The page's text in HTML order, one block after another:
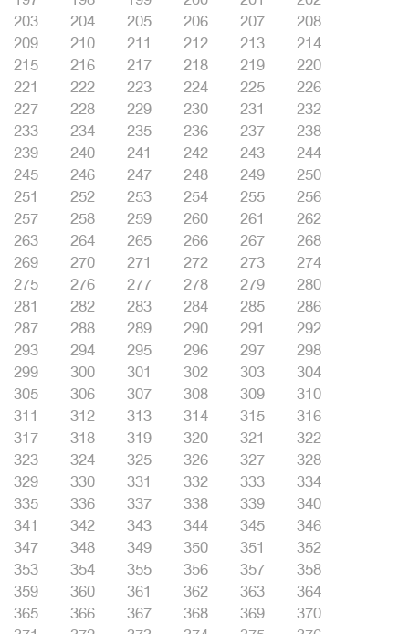
203
204 205 206 207
208
209
210 211 212 213
214
215
216 217 218 219
220
221
222 223 224 225
226
227
228 229 230 231
232
233
234 235 236 237
238
239
240 241 242 243
244
245
246 247 248 249
250
251
252 253 254 255
256
257
258 259 260 261
262
263
264 265 266 267
268
269
270 271 272 273
274
275
276 277 278 279
280
281
282 283 284 285
286
287
288 289 290 291
292
293
294 295 296 297
298
299
300 301 302 303
304
305
306 307 308 309
310
311
312 313 314 315
316
317
318 319 320 321
322
323
324 325 326 327
328
329
330 331 332 333
334
335
336 337 338 339
340
341
342 343 344 345
346
347
348 349 350 351
352
353
354 355 356 357
358
359
360 361 362 363
364
365
366 367 368 369
370